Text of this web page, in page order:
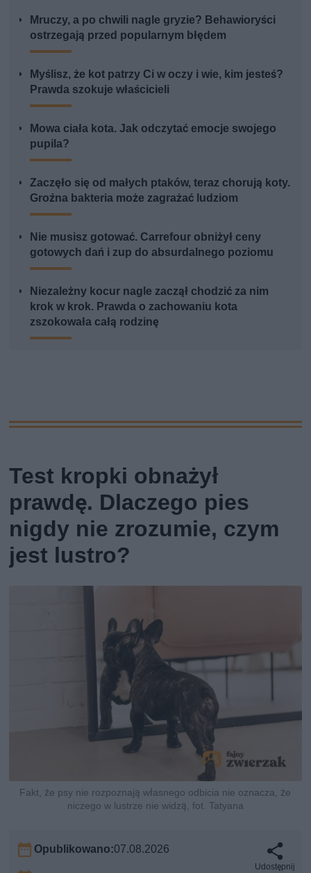
Mruczy, a po chwili nagle gryzie? Behawioryści
ostrzegają przed popularnym błędem
Myślisz, że kot patrzy Ci w oczy i wie, kim jesteś?
Prawda szokuje właścicieli
Mowa ciała kota. Jak odczytać emocje swojego
pupila?
Zaczęło się od małych ptaków, teraz chorują koty.
Groźna bakteria może zagrażać ludziom
Nie musisz gotować. Carrefour obniżył ceny
gotowych dań i zup do absurdalnego poziomu
Niezależny kocur nagle zaczął chodzić za nim
krok w krok. Prawda o zachowaniu kota
zszokowała całą rodzinę
Test kropki obnażył
prawdę. Dlaczego pies
nigdy nie zrozumie, czym
jest lustro?
Fakt, że psy nie rozpoznają własnego odbicia nie oznacza, że
niczego w lustrze nie widzą, fot. Tatyana
Opublikowano:07.08.2026
Udostępnij